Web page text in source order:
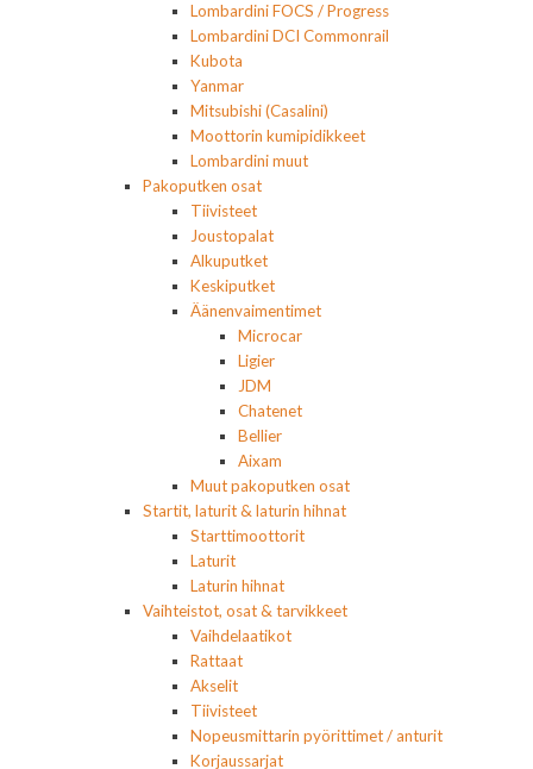
Lombardini FOCS / Progress
Lombardini DCI Commonrail
Kubota
Yanmar
Mitsubishi (Casalini)
Moottorin kumipidikkeet
Lombardini muut
Pakoputken osat
Tiivisteet
Joustopalat
Alkuputket
Keskiputket
Äänenvaimentimet
Microcar
Ligier
JDM
Chatenet
Bellier
Aixam
Muut pakoputken osat
Startit, laturit & laturin hihnat
Starttimoottorit
Laturit
Laturin hihnat
Vaihteistot, osat & tarvikkeet
Vaihdelaatikot
Rattaat
Akselit
Tiivisteet
Nopeusmittarin pyörittimet / anturit
Korjaussarjat